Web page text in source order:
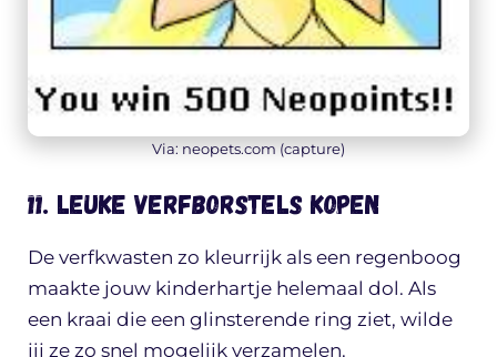
Via: neopets.com (capture)
11. Leuke verfborstels kopen
De verfkwasten zo kleurrijk als een regenboog
maakte jouw kinderhartje helemaal dol. Als
een kraai die een glinsterende ring ziet, wilde
jij ze zo snel mogelijk verzamelen.